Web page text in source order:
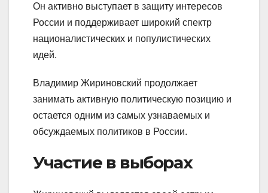
Он активно выступает в защиту интересов
России и поддерживает широкий спектр
националистических и популистических
идей.
Владимир Жириновский продолжает
занимать активную политическую позицию и
остается одним из самых узнаваемых и
обсуждаемых политиков в России.
Участие в выборах